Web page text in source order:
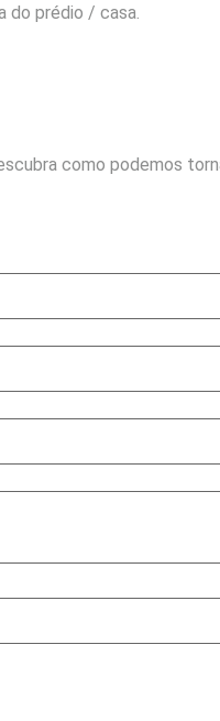
do prédio / casa.
como podemos